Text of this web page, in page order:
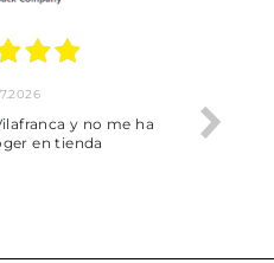
y no me ha
en tienda